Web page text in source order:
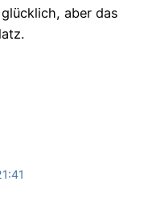
aber das